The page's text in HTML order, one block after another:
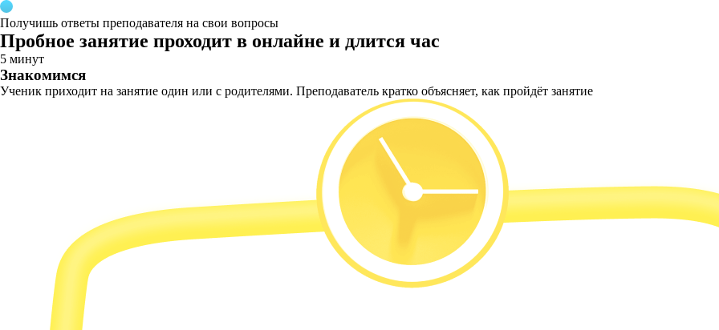
Получишь ответы преподавателя на свои вопросы
Пробное занятие проходит в онлайне и длится час
5 минут
Знакомимся
Ученик приходит на занятие один или с родителями. Преподаватель кратко объясняет, как пройдёт занятие